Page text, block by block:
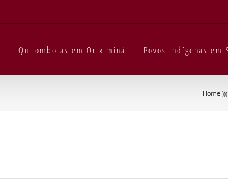
Quilombolas em Oriximiná Povos Indígenas em
Home )))